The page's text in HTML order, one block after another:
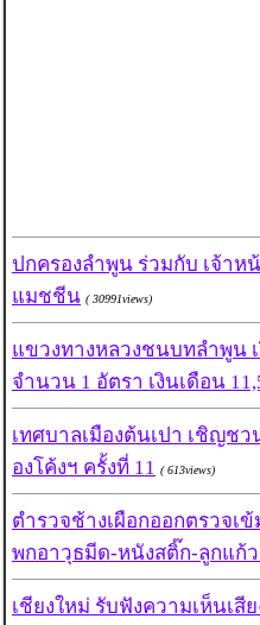
ปกครองลำพูน ร่วมกับ เจ้าห
แมชชีน ( 30991views)
แขวงทางหลวงชนบทลำพูน
จำนวน 1 อัตรา เงินเดือน
เทศบาลเมืองต้นเปา เชิญช
องโค้งฯ ครั้งที่ 11 ( 613views)
ตำรวจช้างเผือกออกตรวจเ
พกอาวุธมีด-หนังสติ๊ก-ลูกแก้
เชียงใหม่ รับฟังความเห็นเ